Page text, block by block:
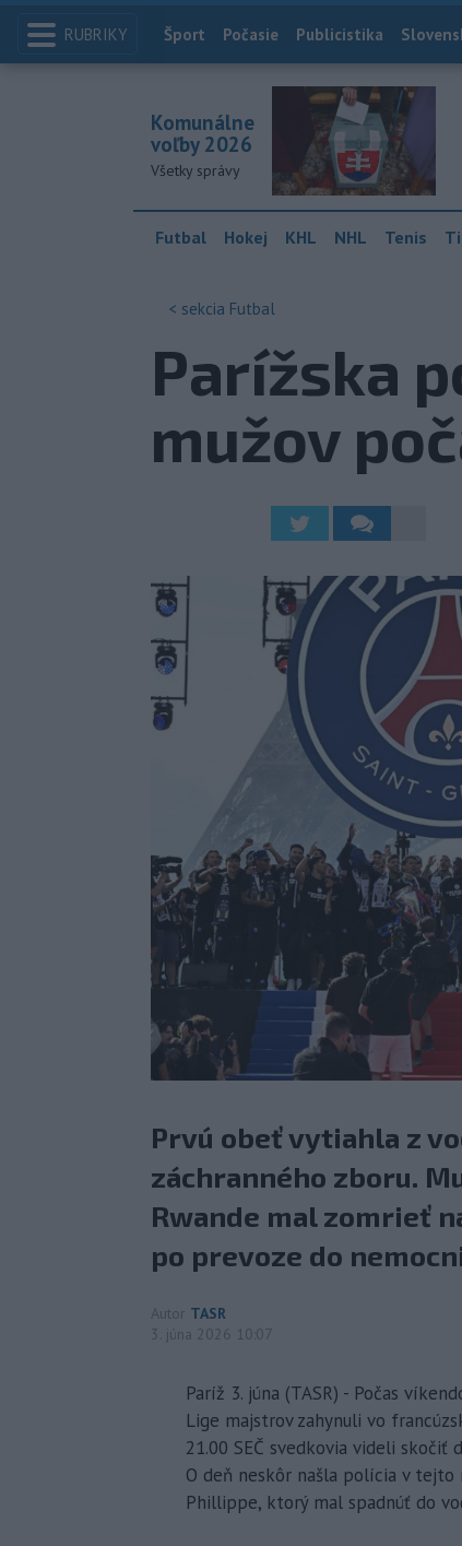
RUBRIKY Index
Šport Počasie Publicistika
Komunálne
voľby 2026
Všetky správy
Futbal Hokej KHL NHL Tenis
< sekcia Futbal
Parížska
mužov
Prvú obeť vytiahla z
záchranného zboru.
Rwande mal zomrieť
po prevoze do
Autor TASR
3. júna 2026 10:07
Paríž 3. júna (TASR) - Počas
Lige majstrov zahynuli vo
21.00 SEČ svedkovia videli skočiť
O deň neskôr našla polícia v
Phillippe, ktorý mal spadnúť do